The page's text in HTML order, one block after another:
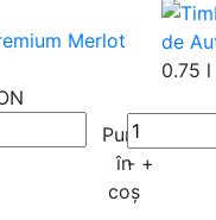
Merlot
Pune
în
coș
de
0.75 l
- +